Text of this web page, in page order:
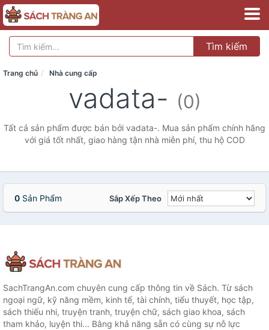
Tìm kiếm
Trang chủ Nhà cung cấp
vadata- (0)
Tất cả sản phẩm được bán bởi vadata-. Mua sản phẩm chính hãng
với giá tốt nhất, giao hàng tận nhà miễn phí, thu hộ COD
0 Sản Phẩm Sắp Xếp Theo
SachTrangAn.com chuyên cung cấp thông tin về Sách. Từ sách
ngoại ngữ, kỹ năng mềm, kinh tế, tài chính, tiểu thuyết, học tập,
sách thiếu nhi, truyện tranh, truyện chữ, sách giao khoa, sách
tham khảo, luyện thi... Bằng khả năng sẵn có cùng sự nỗ lực